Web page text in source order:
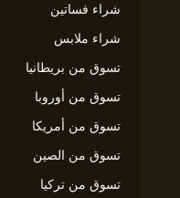
شراء فساتين
شراء ملابس
تسوق من بريطانيا
تسوق من أوروبا
تسوق من أمريكا
تسوق من الصين
تسوق من تركيا